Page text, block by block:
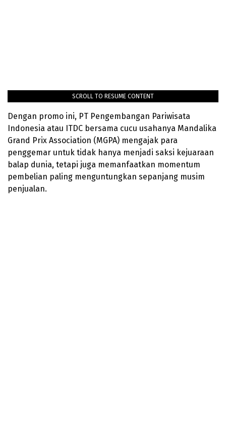
SCROLL TO RESUME CONTENT
Dengan promo ini, PT Pengembangan Pariwisata
Indonesia atau ITDC bersama cucu usahanya Mandalika
Grand Prix Association (MGPA) mengajak para
penggemar untuk tidak hanya menjadi saksi kejuaraan
balap dunia, tetapi juga memanfaatkan momentum
pembelian paling menguntungkan sepanjang musim
penjualan.